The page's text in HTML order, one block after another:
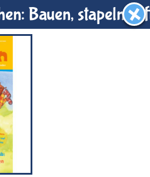
Zimmer
Bauen, stapeln,